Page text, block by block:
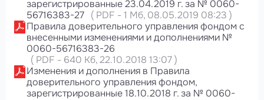
зарегистрированные 23.04.2019 г. за № 0060-
56716383-27 ( PDF - 1 Мб, 08.05.2019 08:23 )
Правила доверительного управления фондом с
внесенными изменениями и дополнениями №
0060-56716383-26
( PDF - 640 Кб, 22.10.2018 13:07)
Изменения и дополнения в Правила
доверительного управления фондом,
зарегистрированные 18.10.2018 г. за № 0060-